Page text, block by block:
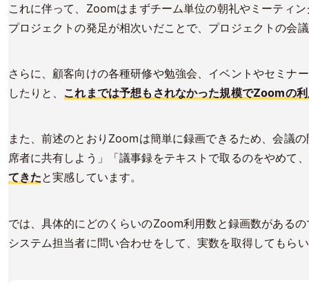
これに伴って、Zoomはまずチーム単位の朝礼やミーティ
プロジェクトの発足が相次いだことで、プロジェクトの会
さらに、顧客向けの各種研修や勉強会、イベントやセミナ
したりと、 これまでは予想もされなかった規模でZoomの
また、前述のとおりZoomは簡単に録画できるため、会議
席者に共有しよう」「議事録をテキストで取るのをやめて
てきたと実感しています。
では、具体的にどのくらいのZoom利用数と録画数がある
システム担当者に問い合わせをして、実数を取得してもら